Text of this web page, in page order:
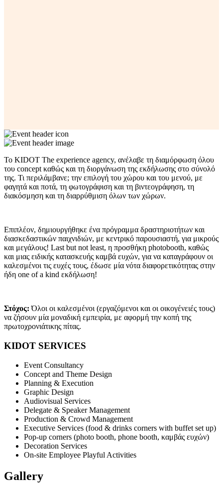
Το KIDOT The experience agency, ανέλαβε τη διαμόρφωση όλου
του concept καθώς και τη διοργάνωση της εκδήλωσης στο σύνολό
της. Τι περιλάμβανε; την επιλογή του χώρου και του μενού, με
φαγητά και ποτά, τη φωτογράφιση και τη βιντεογράφηση, τη
διακόσμηση και τη διαρρύθμιση όλων των χώρων.
Επιπλέον, δημιουργήθηκε ένα πρόγραμμα δραστηριοτήτων και
διασκεδαστικών παιχνιδιών, με κεντρικό παρουσιαστή, για μικρούς
και μεγάλους! Last but not least, η προσθήκη photobooth, καθώς
και μιας ειδικής κατασκευής καμβά ευχών, για να καταγράφουν οι
καλεσμένοι τις ευχές τους, έδωσε μία νότα διαφορετικότητας στην
ήδη one of a kind εκδήλωση!
Στόχος:Όλοι οι καλεσμένοι (εργαζόμενοι και οι οικογένειές τους)
να ζήσουν μία μοναδική εμπειρία, με αφορμή την κοπή της
πρωτοχρονιάτικης πίτας.
KIDOT SERVICES
Event Consultancy
Concept and Theme Design
Planning & Execution
Graphic Design
Audiovisual Services
Delegate & Speaker Management
Production & Crowd Management
Executive Services (food & drinks corners with buffet set up)
Pop-up corners (photo booth, phone booth, καμβάς ευχών)
Decoration Services
On-site Employee Playful Activities
Gallery